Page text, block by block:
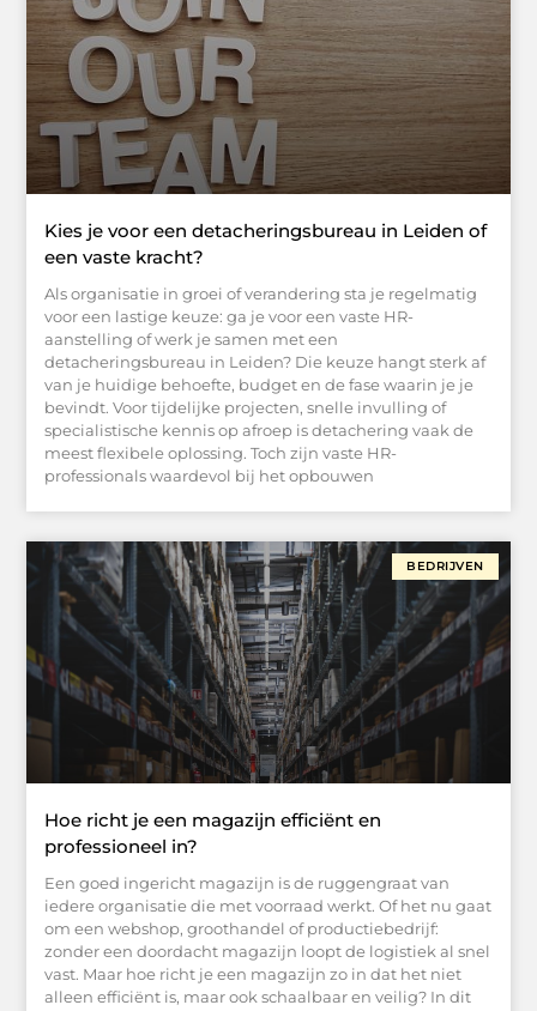
Kies je voor een detacheringsbureau in Leiden of
een vaste kracht?
Als organisatie in groei of verandering sta je regelmatig
voor een lastige keuze: ga je voor een vaste HR-
aanstelling of werk je samen met een
detacheringsbureau in Leiden? Die keuze hangt sterk af
van je huidige behoefte, budget en de fase waarin je je
bevindt. Voor tijdelijke projecten, snelle invulling of
specialistische kennis op afroep is detachering vaak de
meest flexibele oplossing. Toch zijn vaste HR-
professionals waardevol bij het opbouwen
BEDRIJVEN
Hoe richt je een magazijn efficiënt en
professioneel in?
Een goed ingericht magazijn is de ruggengraat van
iedere organisatie die met voorraad werkt. Of het nu gaat
om een webshop, groothandel of productiebedrijf:
zonder een doordacht magazijn loopt de logistiek al snel
vast. Maar hoe richt je een magazijn zo in dat het niet
alleen efficiënt is, maar ook schaalbaar en veilig? In dit